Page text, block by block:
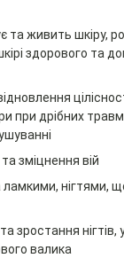
та живить шкіру,
здорового та
при дрібних
зміцнення вій
ламкими, нігтями,
зростання нігтів,
валика